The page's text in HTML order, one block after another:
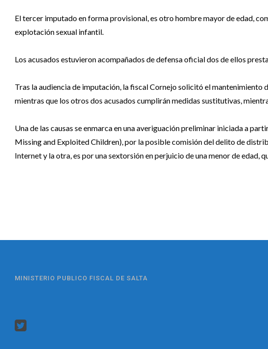
El tercer imputado en forma provisional, es otro hombre mayor de edad,
explotación sexual infantil.
Los acusados estuvieron acompañados de defensa oficial dos de ellos
Tras la audiencia de imputación, la fiscal Cornejo solicitó el mantenimiento
mientras que los otros dos acusados cumplirán medidas sustitutivas,
Una de las causas se enmarca en una averiguación preliminar iniciada a
Missing and Exploited Children), por la posible comisión del delito de
Internet y la otra, es por una sextorsión en perjuicio de una menor de edad,
MINISTERIO PUBLICO FISCAL DE SALTA